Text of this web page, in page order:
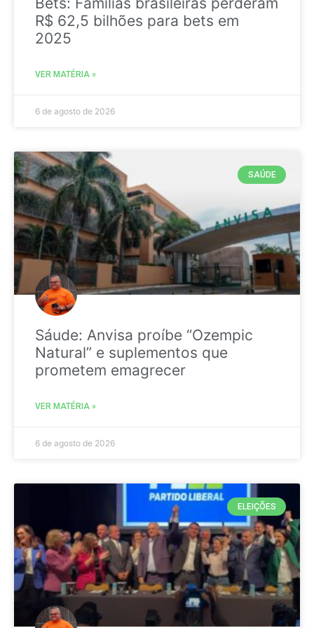
R$ 62,5 bilhões para bets em
2025
VER MATÉRIA »
6 de agosto de 2026
SAÚDE
Sáude: Anvisa proíbe “Ozempic
Natural” e suplementos que
prometem emagrecer
VER MATÉRIA »
6 de agosto de 2026
ELEIÇÕES